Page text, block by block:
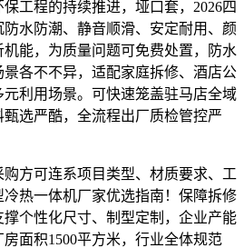
工程的持续推进，垭口套，2026四
水防潮、静音顺滑、安定耐用、颜
能，为质量问题可免费处置，防水
景各不不异，适配家庭拆修、酒店公
利用场景。可快速笼盖驻马店全域
选严酷，全流程出厂质检管控严
可连系项目类型、材质要求、工
热一体机厂家优选指南！保障拆修
个性化尺寸、制型定制，企业产能
面积1500平方米，行业全体规范